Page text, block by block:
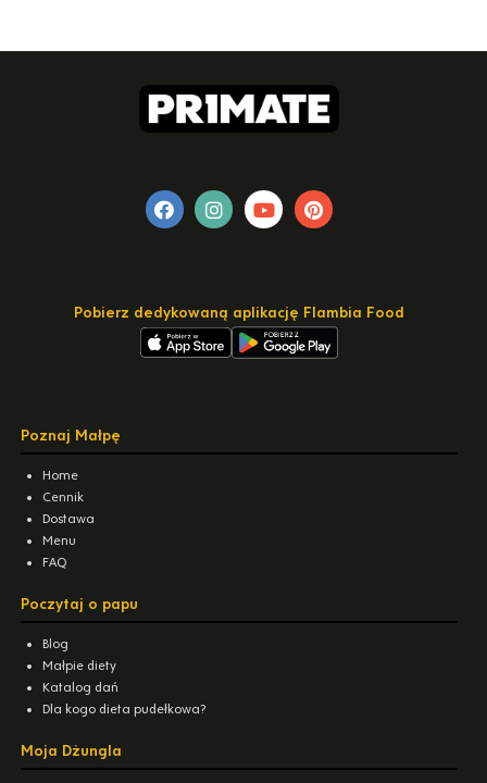
Pobierz dedykowaną aplikację Flambia Food
Poznaj Małpę
Home
Cennik
Dostawa
Menu
FAQ
Poczytaj o papu
Blog
Małpie diety
Katalog dań
Dla kogo dieta pudełkowa?
Moja Dżungla